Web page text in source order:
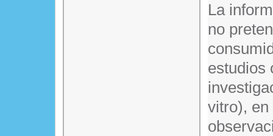
La
no
estudios
vitro), en